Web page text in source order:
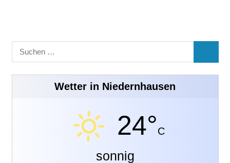
Suchen
nach:
Wetter in Niedernhausen
24°C
sonnig